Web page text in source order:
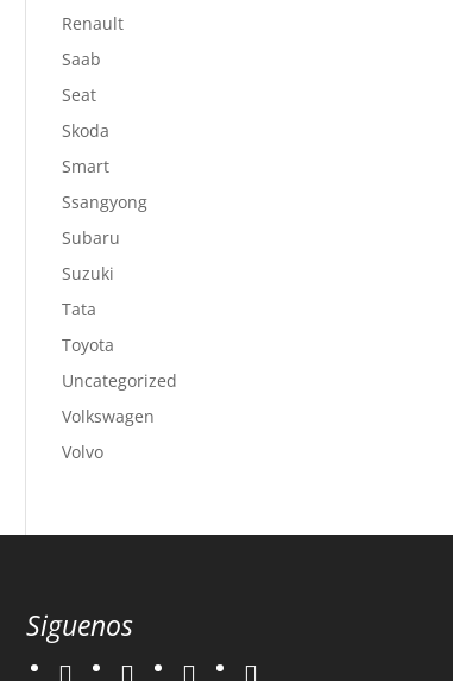
Renault
Saab
Seat
Skoda
Smart
Ssangyong
Subaru
Suzuki
Tata
Toyota
Uncategorized
Volkswagen
Volvo
Siguenos
twitter instagramfacebook google